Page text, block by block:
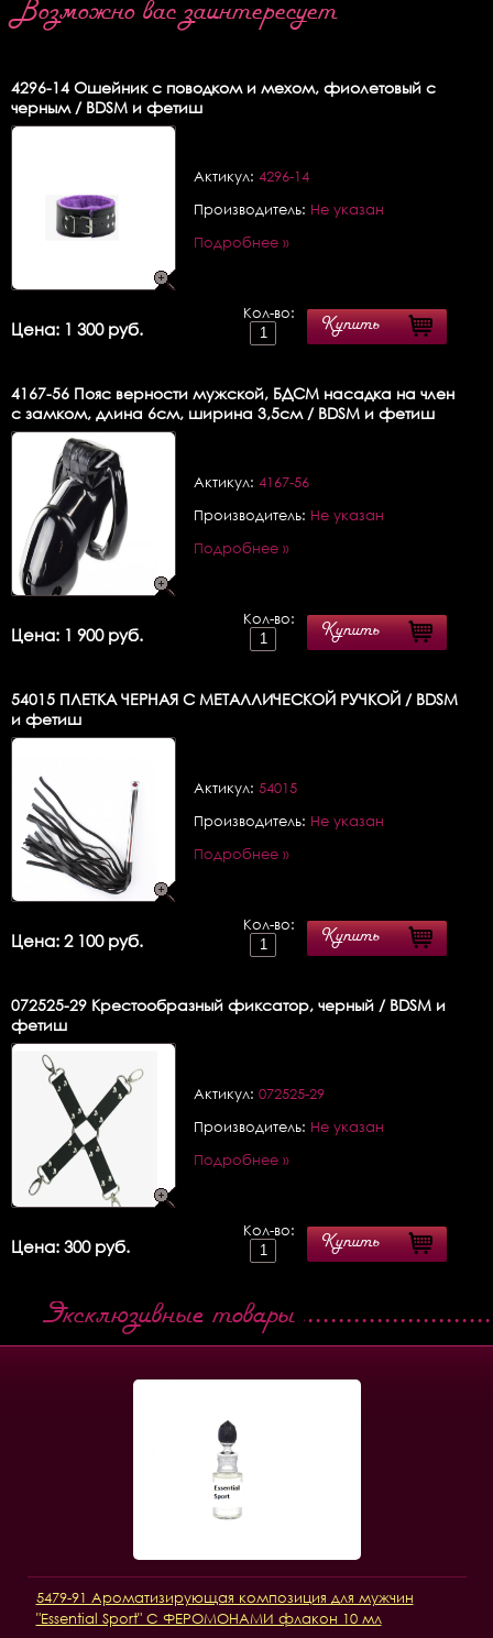
Возможно вас заинтересует
4296-14 Ошейник с поводком и мехом, фиолетовый с
черным / BDSM и фетиш
Актикул: 4296-14
Производитель: Не указан
Подробнее »
Цена: 1 300 руб.
Кол-во:
Купить
4167-56 Пояс верности мужской, БДСМ насадка на член
с замком, длина 6см, ширина 3,5см / BDSM и фетиш
Актикул: 4167-56
Производитель: Не указан
Подробнее »
Цена: 1 900 руб.
Кол-во:
Купить
54015 ПЛЕТКА ЧЕРНАЯ С МЕТАЛЛИЧЕСКОЙ РУЧКОЙ / BDSM
и фетиш
Актикул: 54015
Производитель: Не указан
Подробнее »
Цена: 2 100 руб.
Кол-во:
Купить
072525-29 Крестообразный фиксатор, черный / BDSM и
фетиш
Актикул: 072525-29
Производитель: Не указан
Подробнее »
Цена: 300 руб.
Кол-во:
Купить
Эксклюзивные товары
5479-91 Ароматизирующая композиция для мужчин
"Essential Sport" С ФЕРОМОНАМИ флакон 10 мл